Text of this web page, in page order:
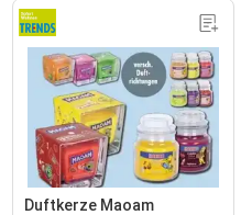
Duftkerze Maoam